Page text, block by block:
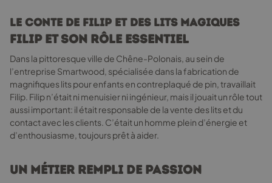
sur
la
page
du
produit
Le conte de Filip et des lits magiques
Filip et son rôle essentiel
Dans la pittoresque ville de Chêne-Polonais, au sein de
l’entreprise Smartwood, spécialisée dans la fabrication de
magnifiques lits pour enfants en contreplaqué de pin, travaillait
Filip. Filip n’était ni menuisier ni ingénieur, mais il jouait un rôle tout
aussi important: il était responsable de la vente des lits et du
contact avec les clients. C’était un homme plein d’énergie et
d’enthousiasme, toujours prêt à aider.
Un métier rempli de passion